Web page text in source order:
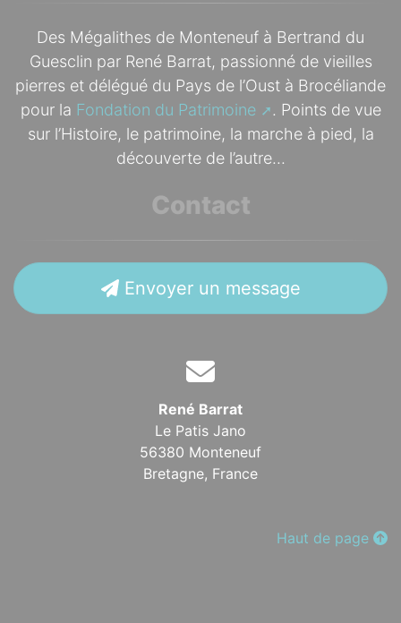
Des Mégalithes de Monteneuf à Bertrand du
Guesclin par René Barrat, passionné de vieilles
pierres et délégué du Pays de l’Oust à Brocéliande
pour la Fondation du Patrimoine
. Points de vue
sur l’Histoire, le patrimoine, la marche à pied, la
découverte de l’autre...
Contact
Envoyer un message
René Barrat
Le Patis Jano
56380 Monteneuf
Bretagne, France
Haut de page